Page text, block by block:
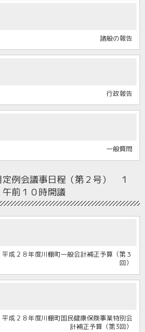
諸般の報告
行政報告
一般質問
例会議事日程（第２号） １
前１０時開議
成２８年度川棚町一般会計補正予算（第３
回）
成２８年度川棚町国民健康保険事業特別会
計補正予算（第3回）